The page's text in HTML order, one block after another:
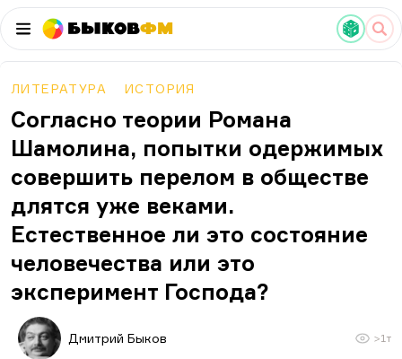
БыковФМ
ЛИТЕРАТУРА ИСТОРИЯ
Согласно теории Романа
Шамолина, попытки одержимых
совершить перелом в обществе
длятся уже веками.
Естественное ли это состояние
человечества или это
эксперимент Господа?
Дмитрий Быков >1т